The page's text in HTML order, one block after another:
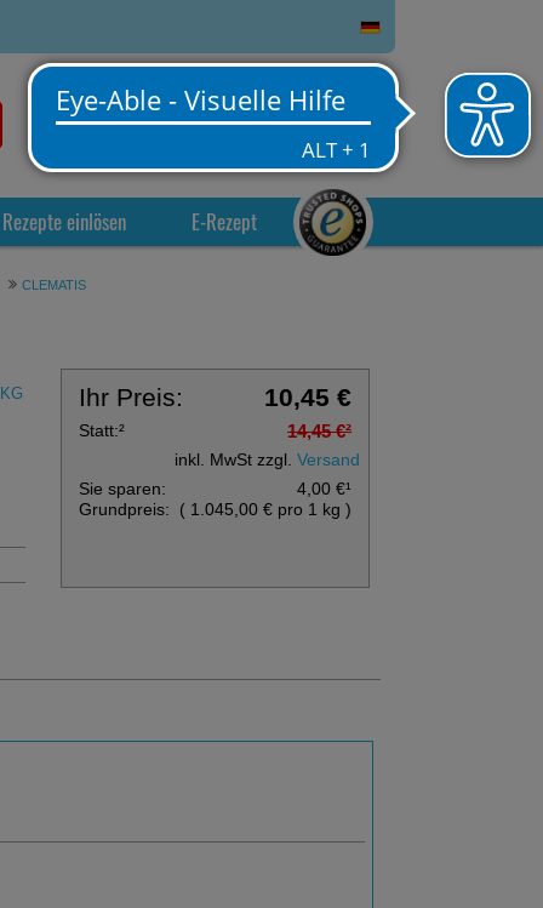
0
Warenkorb
Rezepte einlösen E-Rezept
CLEMATIS
Ihr Preis: 10,45 €
Statt:² 14,45 €²
inkl. MwSt zzgl.Versand
Sie sparen:
4,00 €¹
Grundpreis:
( 1.045,00 € pro 1 kg)